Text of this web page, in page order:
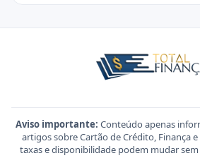
Aviso importante: Conteúdo apenas
artigos sobre Cartão de Crédito, Finança
taxas e disponibilidade podem mudar